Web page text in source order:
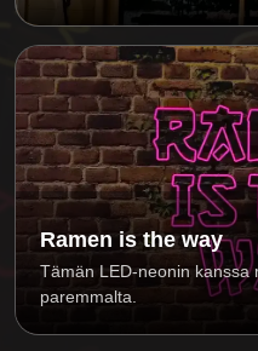
Ramen is the way
Tämän LED-neonin kanssa
paremmalta.